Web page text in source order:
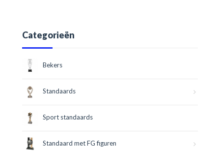
Categorieën
Bekers
Standaards
Sport standaards
Standaard met FG figuren